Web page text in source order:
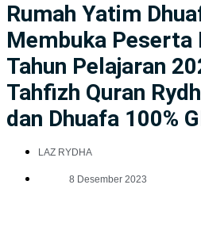
Rumah Yatim
Membuka Peserta
Tahun Pelajaran
Tahfizh Quran
dan Dhuafa 100%
LAZ RYDHA
8 Desember 2023